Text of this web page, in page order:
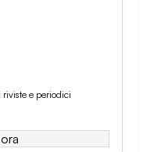
riviste e periodici